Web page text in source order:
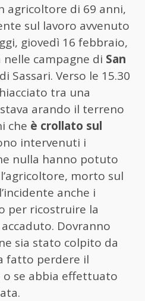
agricoltore di 69 anni,
sul lavoro avvenuto
giovedì 16 febbraio,
campagne di San
Sassari. Verso le 15.30
tra una
arando il terreno
che è crollato sul
intervenuti i
nulla hanno potuto
morto sul
anche i
per ricostruire la
Dovranno
sia stato colpito da
fatto perdere il
se abbia effettuato